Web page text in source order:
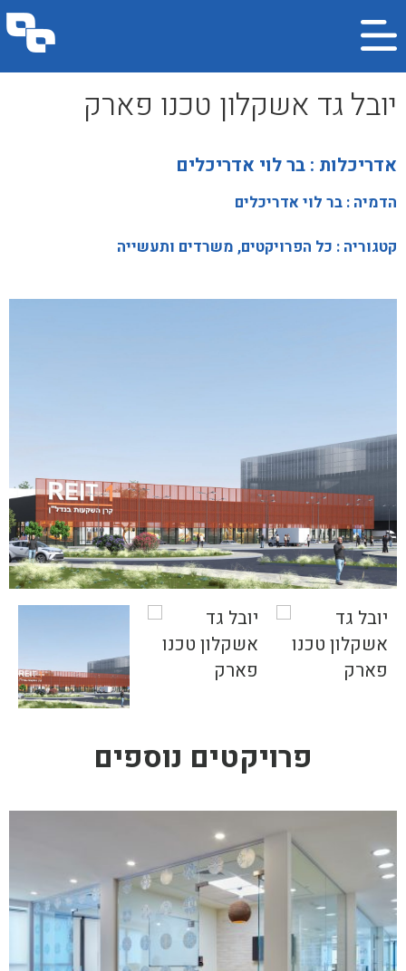
יובל גד אשקלון טכנו פארק
אדריכלות : בר לוי אדריכלים
הדמיה : בר לוי אדריכלים
קטגוריה : כל הפרויקטים, משרדים ותעשייה
פרויקטים נוספים